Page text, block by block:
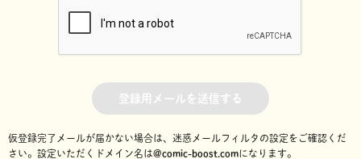
登録用メールを送信する
仮登録完了メールが届かない場合は、迷惑メールフィルタの設定をご確認くだ
さい。 設定いただくドメイン名は@comic-boost.comになります。